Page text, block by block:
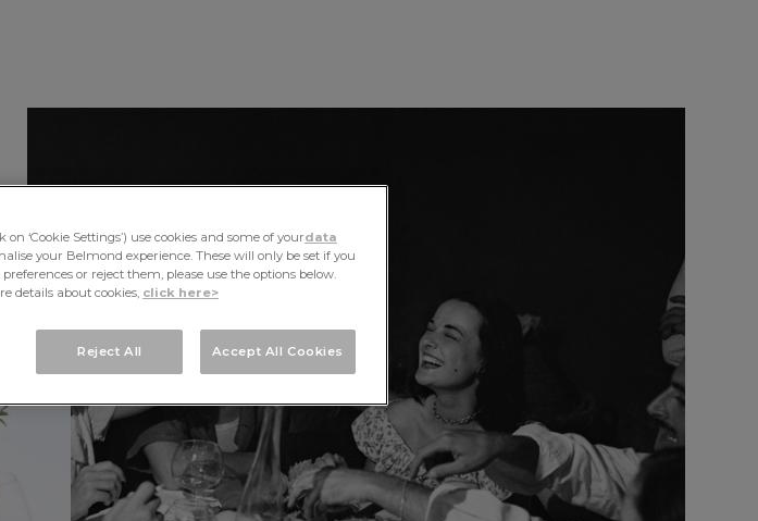
‘Cookie Settings’) use cookies and some of yourdata
your Belmond experience. These will only be set if you
or reject them, please use the options below.
details about cookies, click here>
Reject All Accept All Cookies